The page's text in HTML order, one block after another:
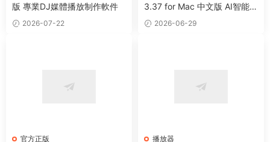
版 專業DJ媒體播放制作軟件
2026-07-22
3.37 for Mac 中文版 AI智能多
媒體播放器
2026-06-29
官方正版 播放器